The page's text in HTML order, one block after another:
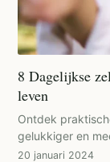
8 Dagelijkse
leven
Ontdek
gelukkiger en
20 januari 2024